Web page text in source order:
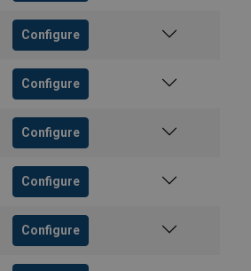
Configure
Configure
Configure
Configure
Configure